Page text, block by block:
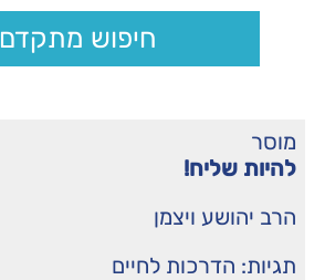
מוסר
להיות שליח!
הרב יהושע ויצמן
תגיות: הדרכות לחיים
חיפוש מתקדם